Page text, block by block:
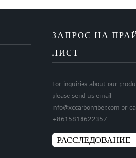
ЗАПРОС НА
ЛИСТ
For inquiries about our
please send us email
info@xccarbonfiber.com or
+8615818622357
РАССЛЕДОВАНИЕ